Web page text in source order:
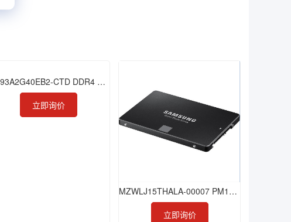
M393A2G40EB2-CTD DDR4 16GB 2666 RDIMM
立即询价
MZWLJ15THALA-00007 PM1733 15.36TB SSD
立即询价